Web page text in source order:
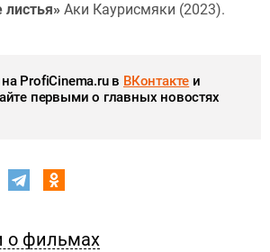
Аки Каурисмяки (2023).
ProfiCinema.ru в ВКонтакте и
первыми о главных новостях
о фильмах